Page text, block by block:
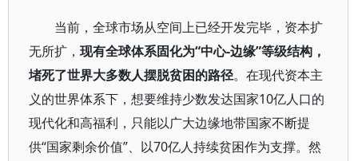
当前，全球市场从空间上已经开发完毕，资本扩
无所扩， 现有全球体系固化为“中心-边缘”等级结构，
堵死了世界大多数人摆脱贫困的路径。在现代资本主
义的世界体系下，想要维持少数发达国家10亿人口的
现代化和高福利，只能以广大边缘地带国家不断提
供“国家剩余价值”、以70亿人持续贫困作为支撑。然